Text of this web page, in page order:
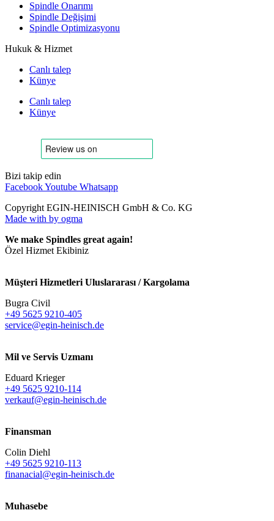
Spindle Onarımı
Spindle Değişimi
Spindle Optimizasyonu
Hukuk & Hizmet
Canlı talep
Künye
Canlı talep
Künye
Bizi takip edin
FacebookYoutube Whatsapp
Copyright EGIN-HEINISCH GmbH & Co. KG
Made with by ogma
We make Spindles great again!
Özel Hizmet Ekibiniz
Müşteri Hizmetleri Uluslararası / Kargolama
Bugra Civil
+49 5625 9210-405
service@egin-heinisch.de
Mil ve Servis Uzmanı
Eduard Krieger
+49 5625 9210-114
verkauf@egin-heinisch.de
Finansman
Colin Diehl
+49 5625 9210-113
finanacial@egin-heinisch.de
Muhasebe